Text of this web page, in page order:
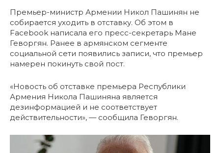
Премьер-министр Армении Никол Пашинян не
собирается уходить в отставку. Об этом в
Facebook написала его пресс-секретарь Мане
Геворгян. Ранее в армянском сегменте
социальной сети появились записи, что премьер
намерен покинуть свой пост.
«Новость об отставке премьера Республики
Армения Никола Пашиняна является
дезинформацией и не соответствует
действительности», — сообщила Геворгян.